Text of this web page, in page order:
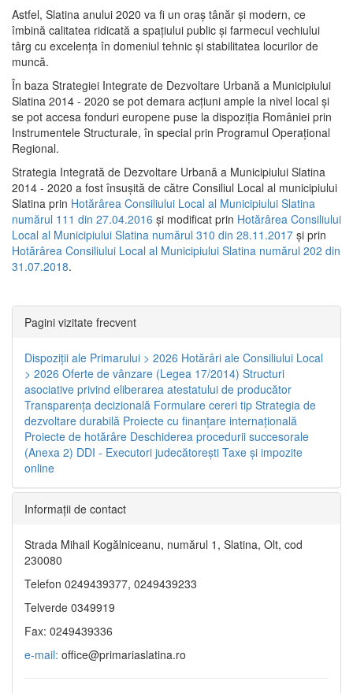
Astfel, Slatina anului 2020 va fi un oraş tânăr şi modern, ce
îmbină calitatea ridicată a spaţiului public şi farmecul vechiului
târg cu excelenţa în domeniul tehnic şi stabilitatea locurilor de
muncă.
În baza Strategiei Integrate de Dezvoltare Urbană a Municipiului
Slatina 2014 - 2020 se pot demara acţiuni ample la nivel local şi
se pot accesa fonduri europene puse la dispoziţia României prin
Instrumentele Structurale, în special prin Programul Operațional
Regional.
Strategia Integrată de Dezvoltare Urbană a Municipiului Slatina
2014 - 2020 a fost însuşită de către Consiliul Local al municipiului
Slatina prin Hotărârea Consiliului Local al Municipiului Slatina
numărul 111 din 27.04.2016 și modificat prin Hotărârea Consiliului
Local al Municipiului Slatina numărul 310 din 28.11.2017 și prin
Hotărârea Consiliului Local al Municipiului Slatina numărul 202 din
31.07.2018.
Pagini vizitate frecvent
Dispoziţii ale Primarului > 2026 Hotărâri ale Consiliului Local
> 2026 Oferte de vânzare (Legea 17/2014) Structuri
asociative privind eliberarea atestatului de producător
Transparenţa decizională Formulare cereri tip Strategia de
dezvoltare durabilă Proiecte cu finanţare internaţională
Proiecte de hotărâre Deschiderea procedurii succesorale
(Anexa 2) DDI - Executori judecătorești Taxe şi impozite
online
Informaţii de contact
Strada Mihail Kogălniceanu, numărul 1, Slatina, Olt, cod
230080
Telefon 0249439377, 0249439233
Telverde 0349919
Fax: 0249439336
e-mail: office@primariaslatina.ro